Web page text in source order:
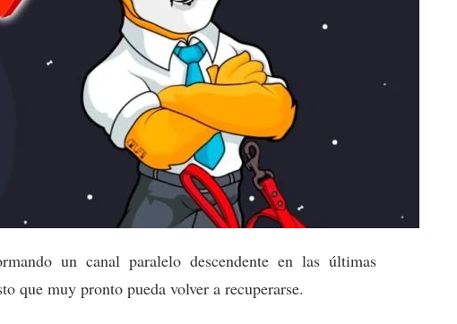
un canal paralelo descendente en las últimas
que muy pronto pueda volver a recuperarse.